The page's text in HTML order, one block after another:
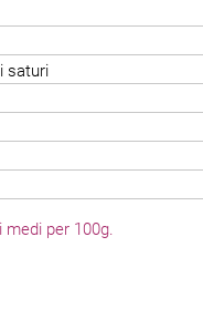
saturi
medi per 100g.